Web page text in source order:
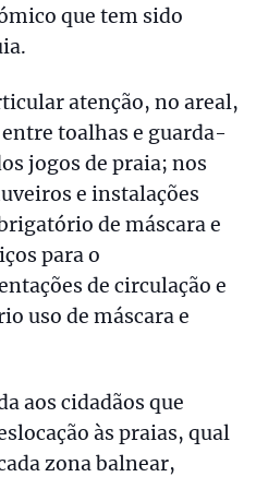
que tem sido
atenção, no areal,
toalhas e guarda-
jogos de praia; nos
e instalações
de máscara e
para o
de circulação e
uso de máscara e
aos cidadãos que
às praias, qual
zona balnear,